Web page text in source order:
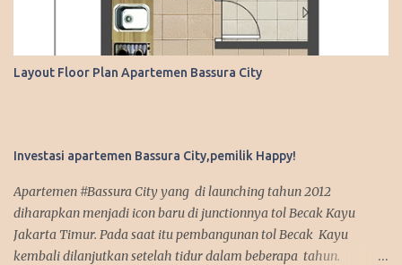
Layout Floor Plan Apartemen Bassura City
Investasi apartemen Bassura City,pemilik Happy!
Apartemen #Bassura City yang di launching tahun 2012
diharapkan menjadi icon baru di junctionnya tol Becak Kayu
Jakarta Timur. Pada saat itu pembangunan tol Becak Kayu
kembali dilanjutkan setelah tidur dalam beberapa tahun.